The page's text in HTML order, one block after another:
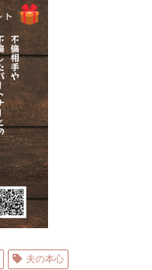
夫の本心